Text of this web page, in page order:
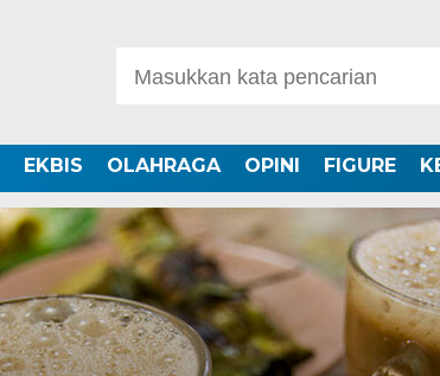
EKBIS OLAHRAGA OPINI FIGURE